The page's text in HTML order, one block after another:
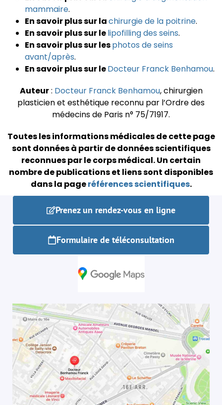
mammaire.
En savoir plus sur lachirurgie de la poitrine.
En savoir plus sur lelipofilling des seins.
En savoir plus sur lesphotos de seins
avant/après.
En savoir plus sur leDocteur Franck Benhamou.
Auteur: Docteur Franck Benhamou, chirurgien
plasticien et esthétique reconnu par l’Ordre des
médecins de Paris n° 75/71917.
Toutes les informations médicales de cette page
sont données à partir de données scientifiques
reconnues par le corps médical.Un certain
nombre de publications et liens sont disponibles
dans la pageréférences scientifiques.
Prenez un rendez-vous en ligne
Formulaire de téléconsultation